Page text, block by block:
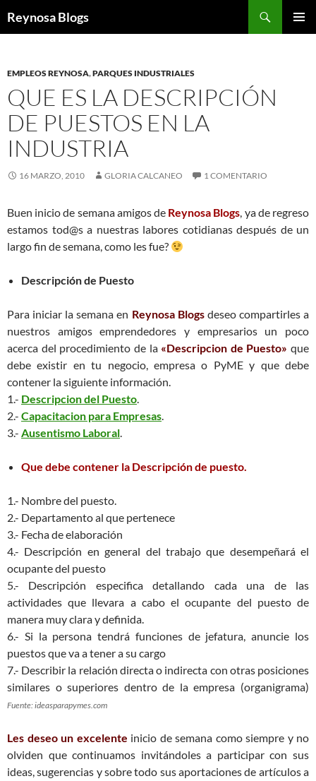
Reynosa Blogs
EMPLEOS REYNOSA,PARQUES INDUSTRIALES
QUE ES LA DESCRIPCIÓN
DE PUESTOS EN LA
INDUSTRIA
16 MARZO, 2010 GLORIA CALCANEO 1 COMENTARIO
Buen inicio de semana amigos de Reynosa Blogs, ya de regreso
estamos tod@s a nuestras labores cotidianas después de un
largo fin de semana, como les fue?
Descripción de Puesto
Para iniciar la semana en Reynosa Blogsdeseo compartirles a
nuestros amigos emprendedores y empresarios un poco
acerca del procedimiento de la «Descripcion de Puesto» que
debe existir en tu negocio, empresa o PyME y que debe
contener la siguiente información.
1.- Descripcion del Puesto.
2.- Capacitacion para Empresas.
3.- Ausentismo Laboral.
Que debe contener la Descripción de puesto.
1.- Nombre del puesto.
2.- Departamento al que pertenece
3.- Fecha de elaboración
4.- Descripción en general del trabajo que desempeñará el
ocupante del puesto
5.- Descripción especifica detallando cada una de las
actividades que llevara a cabo el ocupante del puesto de
manera muy clara y definida.
6.- Si la persona tendrá funciones de jefatura, anuncie los
puestos que va a tener a su cargo
7.- Describir la relación directa o indirecta con otras posiciones
similares o superiores dentro de la empresa (organigrama)
Fuente: ideasparapymes.com
Les deseo un excelente inicio de semana como siempre y no
olviden que continuamos invitándoles a participar con sus
ideas, sugerencias y sobre todo sus aportaciones de artículos a